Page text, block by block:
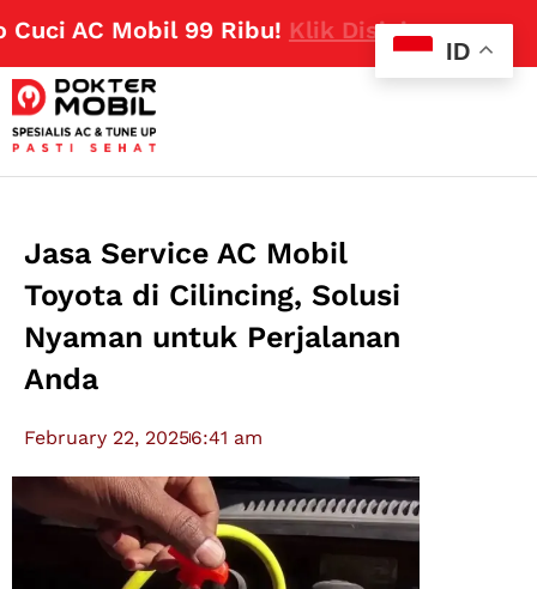
AC Mobil 99 Ribu!Klik Disini
Jasa Service AC Mobil
Toyota di Cilincing, Solusi
Nyaman untuk Perjalanan
Anda
February 22, 20256:41 am
ID